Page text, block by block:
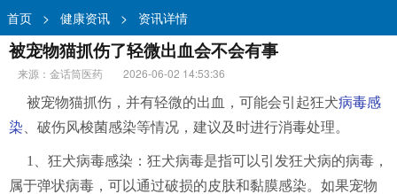
首页 > 健康资讯 > 资讯详情
被宠物猫抓伤了轻微出血会不会有事
来源：金话筒医药
2026-06-02 14:53:36
被宠物猫抓伤，并有轻微的出血，可能会引起狂犬病毒感
染 、破伤风梭菌感染等情况，建议及时进行消毒处理。
1、狂犬病毒感染：狂犬病毒是指可以引发狂犬病的病毒，
属于弹状病毒，可以通过破损的皮肤和黏膜感染。如果宠物